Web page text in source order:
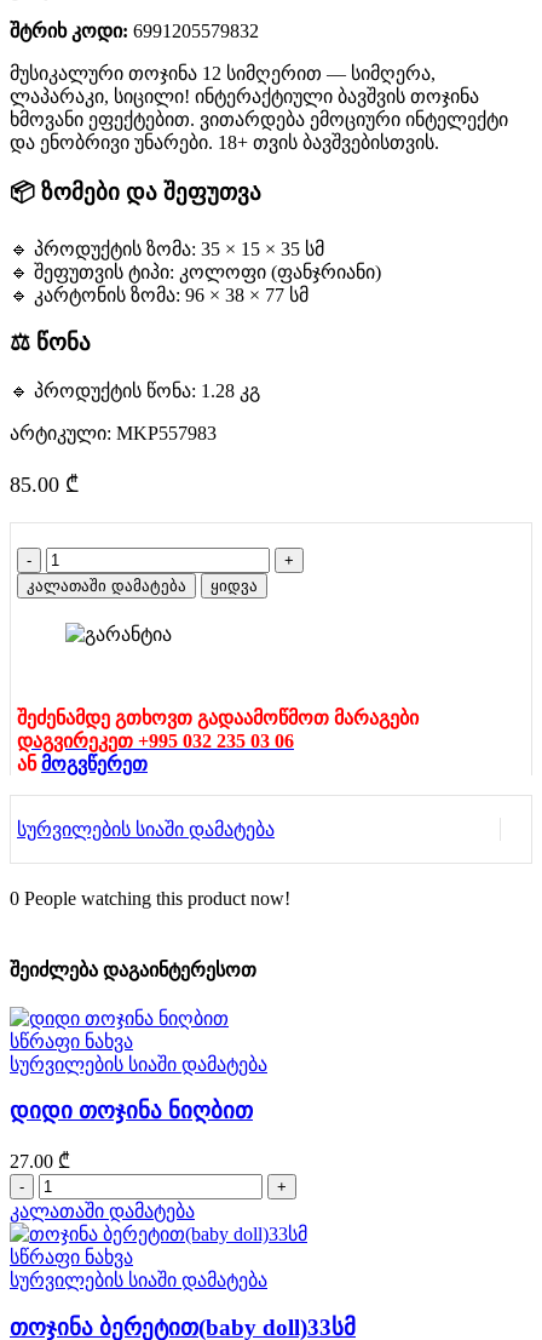
შტრიხ კოდი: 6991205579832
მუსიკალური თოჯინა 12 სიმღერით — სიმღერა,
ლაპარაკი, სიცილი! ინტერაქტიული ბავშვის თოჯინა
ხმოვანი ეფექტებით. ვითარდება ემოციური ინტელექტი
და ენობრივი უნარები. 18+ თვის ბავშვებისთვის.
📦 ზომები და შეფუთვა
🔹 პროდუქტის ზომა: 35 × 15 × 35 სმ
🔹 შეფუთვის ტიპი: კოლოფი (ფანჯრიანი)
🔹 კარტონის ზომა: 96 × 38 × 77 სმ
⚖️ წონა
🔹 პროდუქტის წონა: 1.28 კგ
არტიკული: MKP557983
85.00 ₾
რაოდენობა:
თოჯინა
12
სიმღერით
კალათაში დამატება ყიდვა
შეძენამდე გთხოვთ გადაამოწმოთ მარაგები
დაგვირეკეთ +995 032 235 03 06
ანმოგვწერეთ
სურვილების სიაში დამატება
0 People watching this product now!
შეიძლება დაგაინტერესოთ
სწრაფი ნახვა
სურვილების სიაში დამატება
დიდი თოჯინა ნიღბით
27.00 ₾
რაოდენობა:
დიდი
თოჯინა
ნიღბით
კალათაში დამატება
სწრაფი ნახვა
სურვილების სიაში დამატება
თოჯინა ბერეტით(baby doll)33სმ